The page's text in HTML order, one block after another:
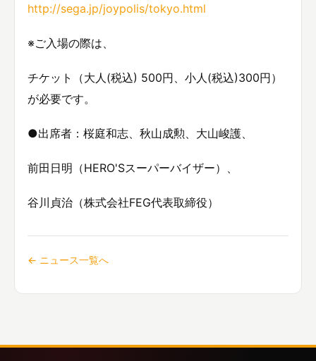
http://sega.jp/joypolis/tokyo.html
※ご入場の際は、
チケット（大人(税込) 500円、小人(税込)300円）
が必要です。
●出席者：桜庭和志、秋山成勲、大山峻護、
前田日明（HERO'Sスーパーバイザー）、
谷川貞治（株式会社FEG代表取締役）
← ニュース一覧へ